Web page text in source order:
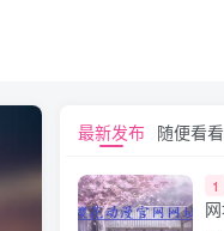
最新发布 随便看看
1